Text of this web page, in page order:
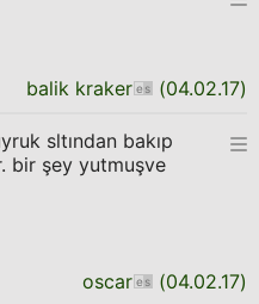
balik kraker (04.02.17)
sltından bakıp
bir şey yutmuşve
oscar (04.02.17)